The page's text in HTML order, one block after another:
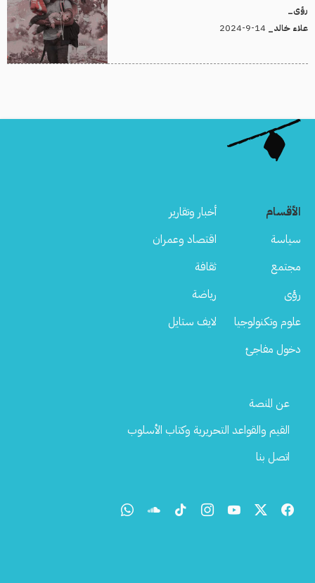
رؤى_
علاء خالد_
الأقسام
أخبار وتقارير
سياسة
اقتصاد وعمران
مجتمع
ثقافة
رؤى
رياضة
علوم وتكنولوجيا
لايف ستايل
دخول مفاجئ
Footer
عن المنصة
القيم والقواعد التحريرية وكتاب الأسلوب
اتصل بنا